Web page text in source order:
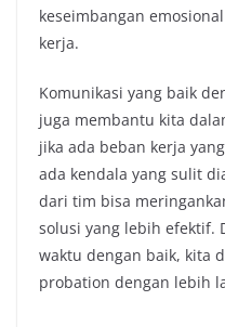
keseimbangan
kerja.
Komunikasi yang baik
juga membantu kita
jika ada beban kerja
ada kendala yang sulit
dari tim bisa
solusi yang lebih efektif.
waktu dengan baik, kita
probation dengan lebih